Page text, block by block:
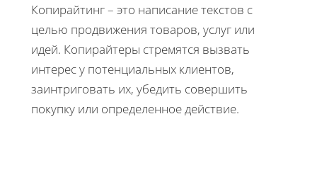
Копирайтинг – это написание текстов с
целью продвижения товаров, услуг или
идей. Копирайтеры стремятся вызвать
интерес у потенциальных клиентов,
заинтриговать их, убедить совершить
покупку или определенное действие.